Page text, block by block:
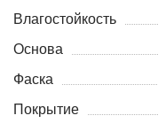
Влагостойкость
Основа
Фаска
Покрытие